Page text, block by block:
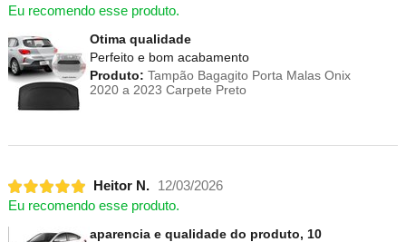
Eu recomendo esse produto.
Otima qualidade
Perfeito e bom acabamento
Produto: Tampão Bagagito Porta Malas Onix
2020 a 2023 Carpete Preto
Heitor N.
12/03/2026
Eu recomendo esse produto.
aparencia e qualidade do produto, 10